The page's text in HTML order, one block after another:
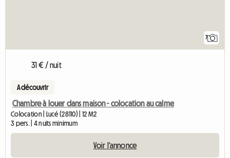
7
31 € / nuit
A découvrir
Chambre à louer dans maison - colocation au calme
Colocation | Lucé (28110) | 12 M2
3 pers. | 4 nuits minimum
Voir l'annonce